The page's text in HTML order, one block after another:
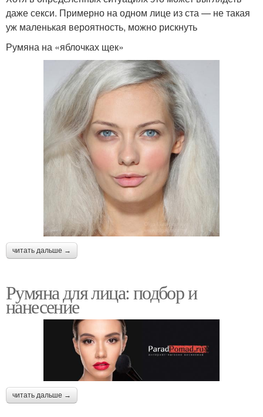
даже секси. Примерно на одном лице из ста — не такая
уж маленькая вероятность, можно рискнуть
Румяна на «яблочках щек»
читать дальше →
Румяна для лица: подбор и
нанесение
читать дальше →